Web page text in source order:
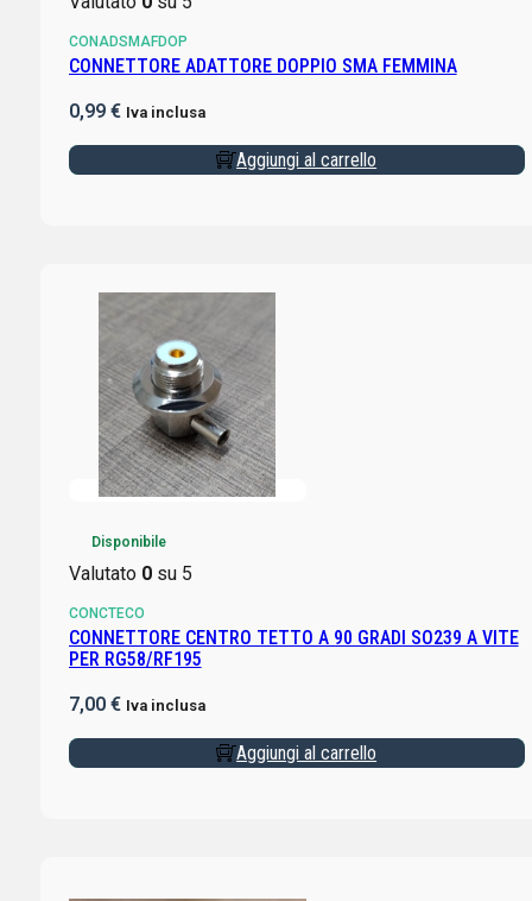
CONADSMAFDOP
CONNETTORE ADATTORE DOPPIO SMA FEMMINA
0,99 € Iva inclusa
Aggiungi al carrello
Disponibile
Valutato 0su 5
CONCTECO
CONNETTORE CENTRO TETTO A 90 GRADI SO239 A VITE
PER RG58/RF195
7,00 € Iva inclusa
Aggiungi al carrello